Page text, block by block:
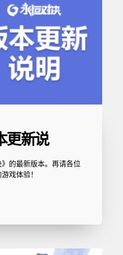
更新说
的最新版本。再请各位
戏体验！